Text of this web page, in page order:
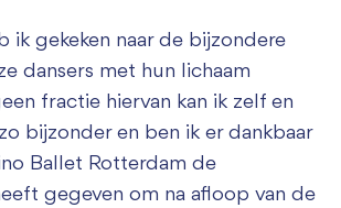
ik gekeken naar de bijzondere
dansers met hun lichaam
fractie hiervan kan ik zelf en
bijzonder en ben ik er dankbaar
Ballet Rotterdam de
gegeven om na afloop van de